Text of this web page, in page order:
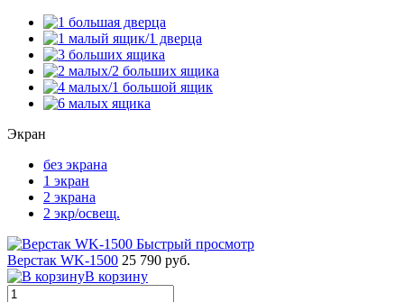
Экран
без экрана
1 экран
2 экрана
2 экр/освещ.
Быстрый просмотр
Верстак WK-1500 25 790 руб.
В корзину